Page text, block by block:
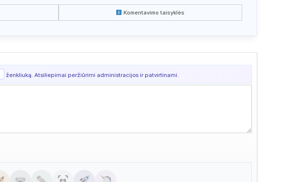
Komentavimo taisyklės
ženkliuką. Atsiliepimai peržiūrimi administracijos ir patvirtinami.